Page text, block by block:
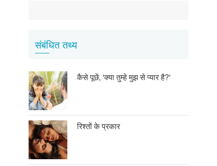
संबंधित तथ्य
कैसे पूछें, 'क्या तुम्हे मुझ से प्यार है?'
रिश्तों के प्रकार